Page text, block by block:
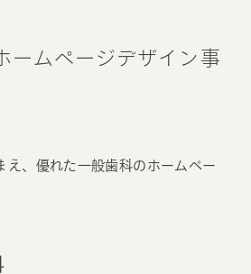
ームページデザイン事
え、優れた一般歯科のホームペー